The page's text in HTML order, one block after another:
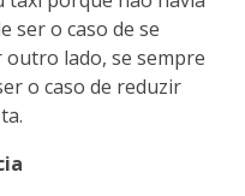
ser o caso de se
lado, se sempre
o caso de reduzir